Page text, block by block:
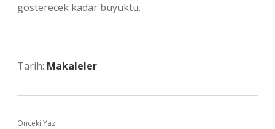
gösterecek kadar büyüktü.
Tarih: Makaleler
Önceki Yazı